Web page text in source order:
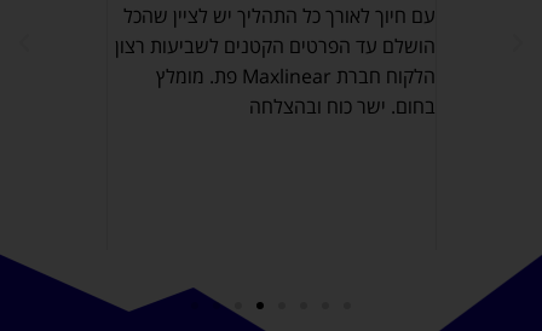
עם חיוך לאורך כל התהליך יש לציין שהכל
הושלם עד הפרטים הקטנים לשביעות רצון
הלקוח חברת Maxlinear פת. מומלץ
בחום. ישר כוח ובהצלחה